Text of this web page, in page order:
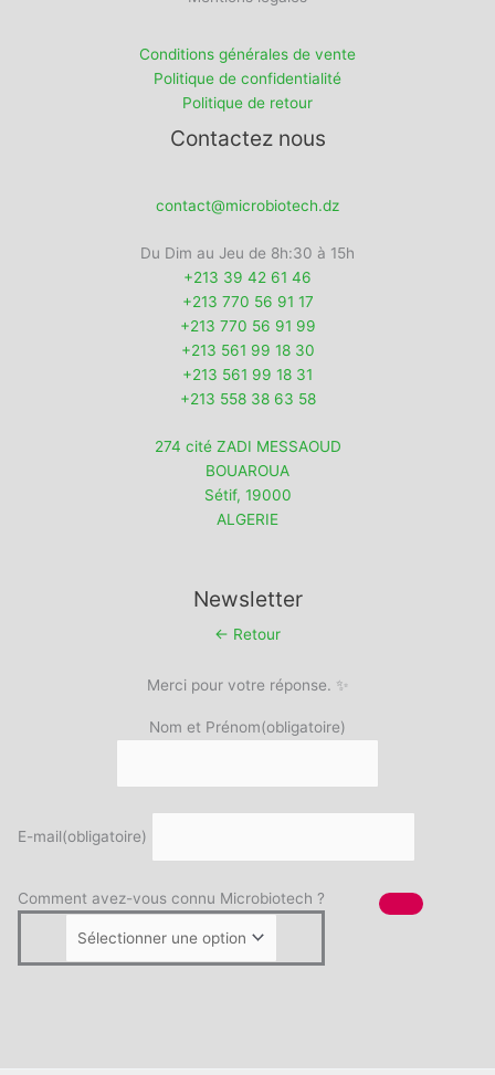
Conditions générales de vente
Politique de confidentialité
Politique de retour
Contactez nous
contact@microbiotech.dz
Du Dim au Jeu de 8h:30 à 15h
+213 39 42 61 46
+213 770 56 91 17
+213 770 56 91 99
+213 561 99 18 30
+213 561 99 18 31
+213 558 38 63 58
274 cité ZADI MESSAOUD
BOUAROUA
Sétif, 19000
ALGERIE
Newsletter
← Retour
Merci pour votre réponse. ✨
Nom et Prénom(obligatoire)
E-mail(obligatoire)
Comment avez-vous connu Microbiotech ?